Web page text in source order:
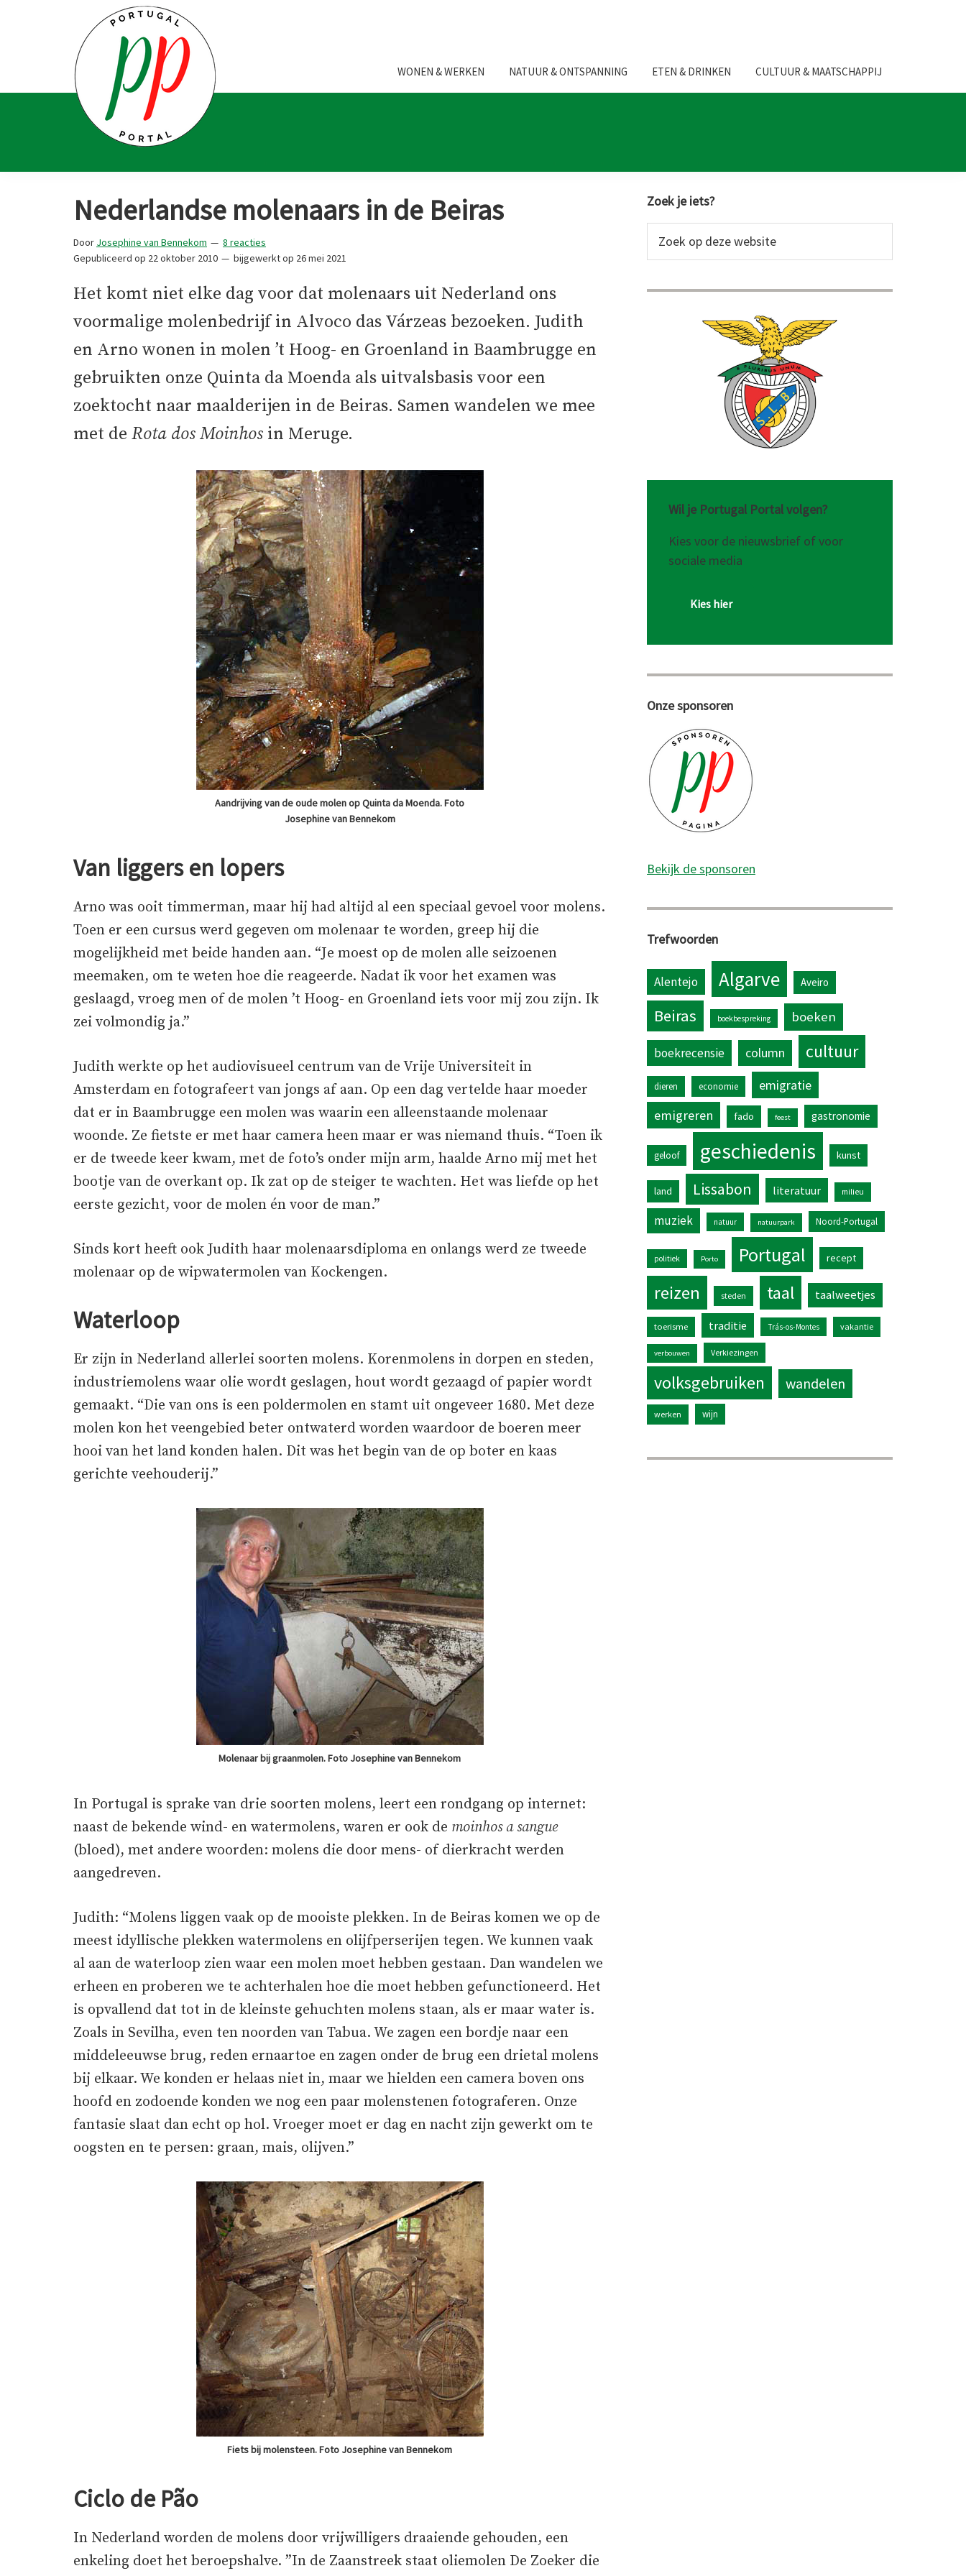
hoofdnavigatie
Portal
en
fanaten
WONEN & WERKEN NATUUR & ONTSPANNING ETEN & DRINKEN CULTUUR & MAATSCHAPPIJ
Nederlandse molenaars in de Beiras
Door Josephine van Bennekom
8 reacties
Gepubliceerd op 22 oktober 2010 bijgewerkt op 26 mei 2021
Het komt niet elke dag voor dat molenaars uit Nederland ons
voormalige molenbedrijf in Alvoco das Várzeas bezoeken. Judith
en Arno wonen in molen ’t Hoog- en Groenland in Baambrugge en
gebruikten onze Quinta da Moenda als uitvalsbasis voor een
zoektocht naar maalderijen in de Beiras. Samen wandelen we mee
met de Rota dos Moinhos in Meruge.
Aandrijving van de oude molen op Quinta da Moenda. Foto
Josephine van Bennekom
Van liggers en lopers
Arno was ooit timmerman, maar hij had altijd al een speciaal gevoel voor molens.
Toen er een cursus werd gegeven om molenaar te worden, greep hij die
mogelijkheid met beide handen aan. “Je moest op de molen alle seizoenen
meemaken, om te weten hoe die reageerde. Nadat ik voor het examen was
geslaagd, vroeg men of de molen ’t Hoog- en Groenland iets voor mij zou zijn. Ik
zei volmondig ja.”
Judith werkte op het audiovisueel centrum van de Vrije Universiteit in
Amsterdam en fotografeert van jongs af aan. Op een dag vertelde haar moeder
dat er in Baambrugge een molen was waarin een alleenstaande molenaar
woonde. Ze fietste er met haar camera heen maar er was niemand thuis. “Toen ik
er de tweede keer kwam, met de foto’s onder mijn arm, haalde Arno mij met het
bootje van de overkant op. Ik zat op de steiger te wachten. Het was liefde op het
eerste gezicht, voor de molen én voor de man.”
Sinds kort heeft ook Judith haar molenaarsdiploma en onlangs werd ze tweede
molenaar op de wipwatermolen van Kockengen.
Waterloop
Er zijn in Nederland allerlei soorten molens. Korenmolens in dorpen en steden,
industriemolens waar olie wordt geslagen, hout wordt gezaagd of papier wordt
gemaakt. “Die van ons is een poldermolen en stamt uit ongeveer 1680. Met deze
molen kon het veengebied beter ontwaterd worden waardoor de boeren meer
hooi van het land konden halen. Dit was het begin van de op boter en kaas
gerichte veehouderij.”
Molenaar bij graanmolen. Foto Josephine van Bennekom
In Portugal is sprake van drie soorten molens, leert een rondgang op internet:
naast de bekende wind- en watermolens, waren er ook de moinhos a sangue
(bloed), met andere woorden: molens die door mens- of dierkracht werden
aangedreven.
Judith: “Molens liggen vaak op de mooiste plekken. In de Beiras komen we op de
meest idyllische plekken watermolens en olijfperserijen tegen. We kunnen vaak
al aan de waterloop zien waar een molen moet hebben gestaan. Dan wandelen we
erheen en proberen we te achterhalen hoe die moet hebben gefunctioneerd. Het
is opvallend dat tot in de kleinste gehuchten molens staan, als er maar water is.
Zoals in Sevilha, even ten noorden van Tabua. We zagen een bordje naar een
middeleeuwse brug, reden ernaartoe en zagen onder de brug een drietal molens
bij elkaar. We konden er helaas niet in, maar we hielden een camera boven ons
hoofd en zodoende konden we nog een paar molenstenen fotograferen. Onze
fantasie slaat dan echt op hol. Vroeger moet er dag en nacht zijn gewerkt om te
oogsten en te persen: graan, mais, olijven.”
Fiets bij molensteen. Foto Josephine van Bennekom
Ciclo de Pão
In Nederland worden de molens door vrijwilligers draaiende gehouden, een
enkeling doet het beroepshalve. ”In de Zaanstreek staat oliemolen De Zoeker die
Primaire
Sidebar
Zoek je iets?
op
website
Wil je Portugal Portal volgen?
Kies voor de nieuwsbrief of voor
sociale media
Kies hier
Onze sponsoren
Bekijk de sponsoren
Trefwoorden
Alentejo Algarve Aveiro
Beiras boekbespreking boeken
boekrecensie column cultuur
dieren economie
emigratie
emigreren
fado feest gastronomie
geloof geschiedenis kunst
land Lissabon literatuur milieu
muziek natuur natuurpark Noord-Portugal
politiek Porto Portugal recept
reizen steden taal taalweetjes
toerisme traditie Trás-os-Montes vakantie
verbouwen Verkiezingen
volksgebruiken wandelen
werken wijn